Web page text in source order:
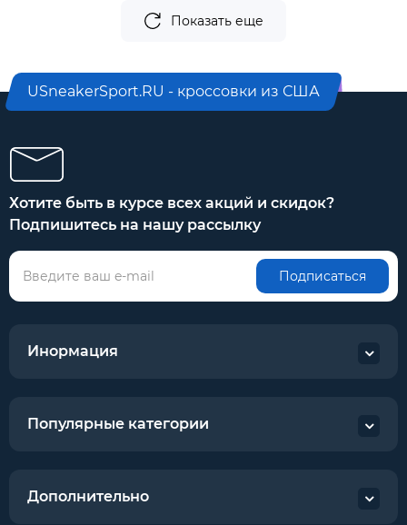
Показать еще
USneakerSport.RU - кроссовки из США
Хотите быть в курсе всех акций и скидок?
Подпишитесь на нашу рассылку
Подписаться
Инормация
Популярные категории
Дополнительно